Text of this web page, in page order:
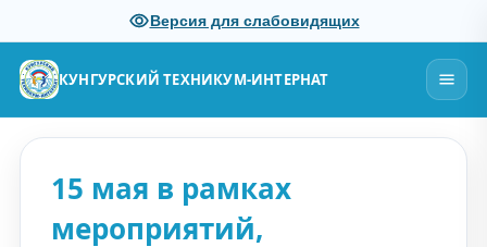
Версия для слабовидящих
КУНГУРСКИЙ ТЕХНИКУМ-ИНТЕРНАТ
15 мая в рамках
мероприятий,